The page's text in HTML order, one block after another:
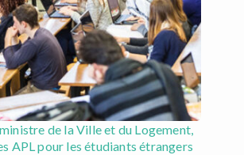
de la Ville et du Logement,
APL pour les étudiants étrangers